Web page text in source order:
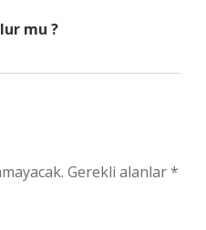
mu ?
Gerekli alanlar*